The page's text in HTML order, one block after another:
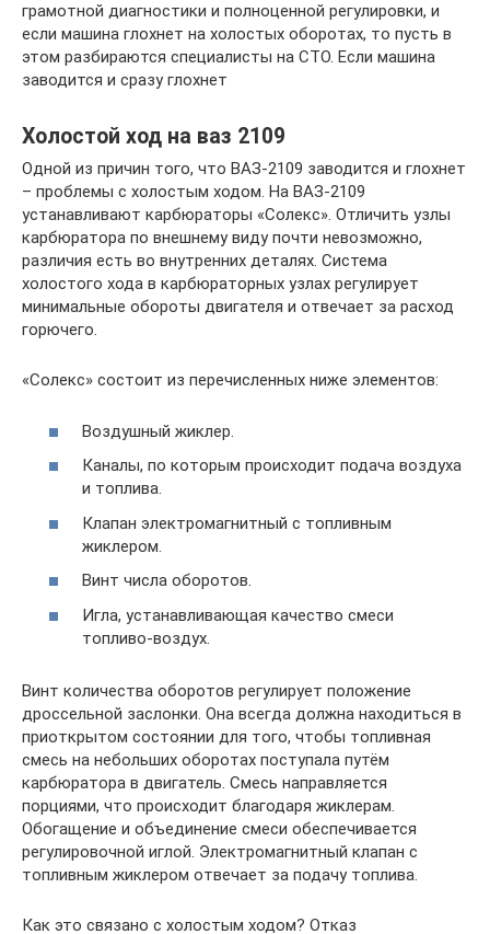
грамотной диагностики и полноценной регулировки, и
если машина глохнет на холостых оборотах, то пусть в
этом разбираются специалисты на СТО. Если машина
заводится и сразу глохнет
Холостой ход на ваз 2109
Одной из причин того, что ВАЗ-2109 заводится и глохнет
– проблемы с холостым ходом. На ВАЗ-2109
устанавливают карбюраторы «Солекс». Отличить узлы
карбюратора по внешнему виду почти невозможно,
различия есть во внутренних деталях. Система
холостого хода в карбюраторных узлах регулирует
минимальные обороты двигателя и отвечает за расход
горючего.
«Солекс» состоит из перечисленных ниже элементов:
Воздушный жиклер.
Каналы, по которым происходит подача воздуха
и топлива.
Клапан электромагнитный с топливным
жиклером.
Винт числа оборотов.
Игла, устанавливающая качество смеси
топливо-воздух.
Винт количества оборотов регулирует положение
дроссельной заслонки. Она всегда должна находиться в
приоткрытом состоянии для того, чтобы топливная
смесь на небольших оборотах поступала путём
карбюратора в двигатель. Смесь направляется
порциями, что происходит благодаря жиклерам.
Обогащение и объединение смеси обеспечивается
регулировочной иглой. Электромагнитный клапан с
топливным жиклером отвечает за подачу топлива.
Как это связано с холостым ходом? Отказ